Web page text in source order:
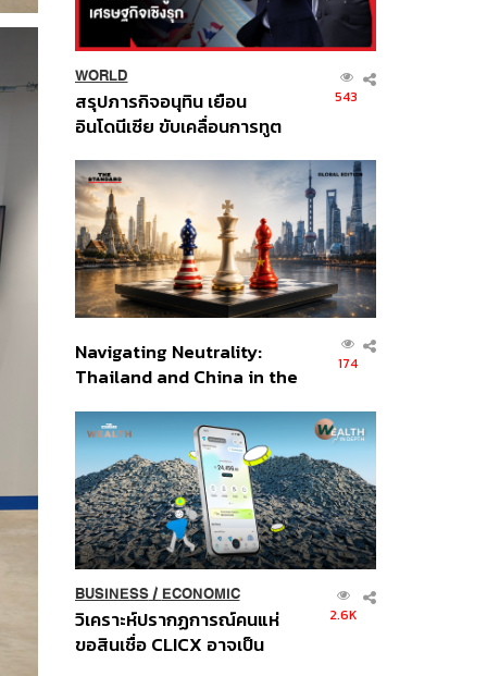
WORLD
สรุปภารกิจอนุทิน เยือน
อินโดนีเซีย ขับเคลื่อนการทูต
ส่วนยุทธศาสตร์ไทย –
อินโดนีเซีย
543
Navigating Neutrality:
Thailand and China in the
Order
174
BUSINESS/ ECONOMIC
วิเคราะห์ปรากฏการณ์คนแห่
ขอสินเชื่อ CLICX อาจเป็น
2.6K